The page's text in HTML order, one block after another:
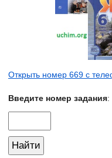
Открыть номер 669 с
Введите номер задания: